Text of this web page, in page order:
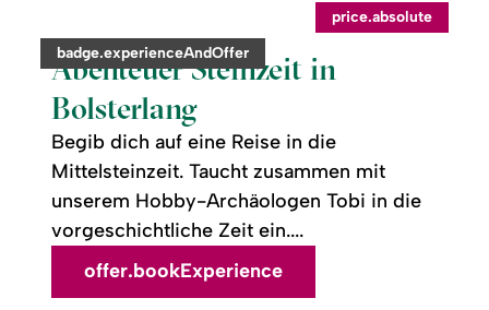
category:
badge.experienceAndOffer
price.absolute
Abenteuer Steinzeit in
Bolsterlang
Begib dich auf eine Reise in die
Mittelsteinzeit. Taucht zusammen mit
unserem Hobby-Archäologen Tobi in die
vorgeschichtliche Zeit ein....
readmore:
Abenteuer
Steinzeit
Bolsterlang
offer.bookExperience